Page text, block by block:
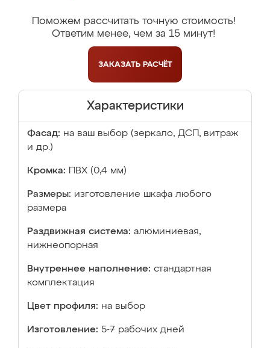
Поможем рассчитать точную стоимость!
Ответим менее, чем за 15 минут!
ЗАКАЗАТЬ РАСЧЁТ
Характеристики
Фасад: на ваш выбор (зеркало, ДСП, витраж
и др.)
Кромка: ПВХ (0,4 мм)
Размеры: изготовление шкафа любого
размера
Раздвижная система: алюминиевая,
нижнеопорная
Внутреннее наполнение: стандартная
комплектация
Цвет профиля: на выбор
Изготовление: 5-7 рабочих дней